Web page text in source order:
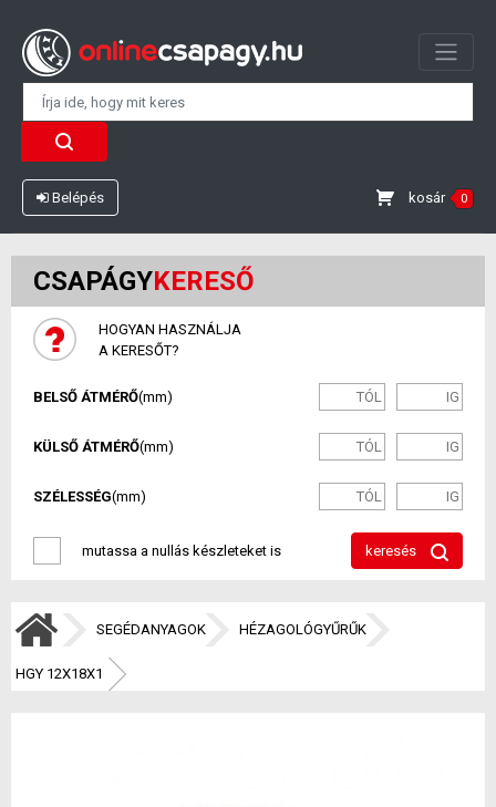
Belépés kosár 0
CSAPÁGYKERESŐ
HOGYAN HASZNÁLJA
A KERESŐT?
BELSŐ ÁTMÉRŐ(mm)
KÜLSŐ ÁTMÉRŐ(mm)
SZÉLESSÉG(mm)
mutassa a nullás készleteket is keresés
SEGÉDANYAGOK HÉZAGOLÓGYŰRŰK
HGY 12X18X1